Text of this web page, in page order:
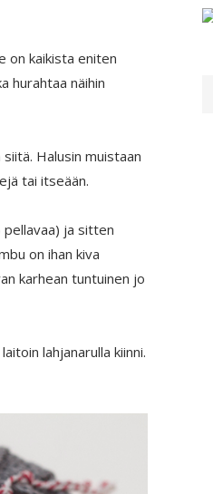
on kaikista eniten
hurahtaa näihin
Halusin muistaan
tai itseään.
pellavaa) ja sitten
on ihan kiva
karhean tuntuinen jo
lahjanarulla kiinni.